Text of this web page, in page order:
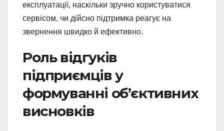
експлуатації, наскільки зручно користуватися
сервісом, чи дійсно підтримка реагує на
звернення швидко й ефективно.
Роль відгуків
підприємців у
формуванні об’єктивних
висновків